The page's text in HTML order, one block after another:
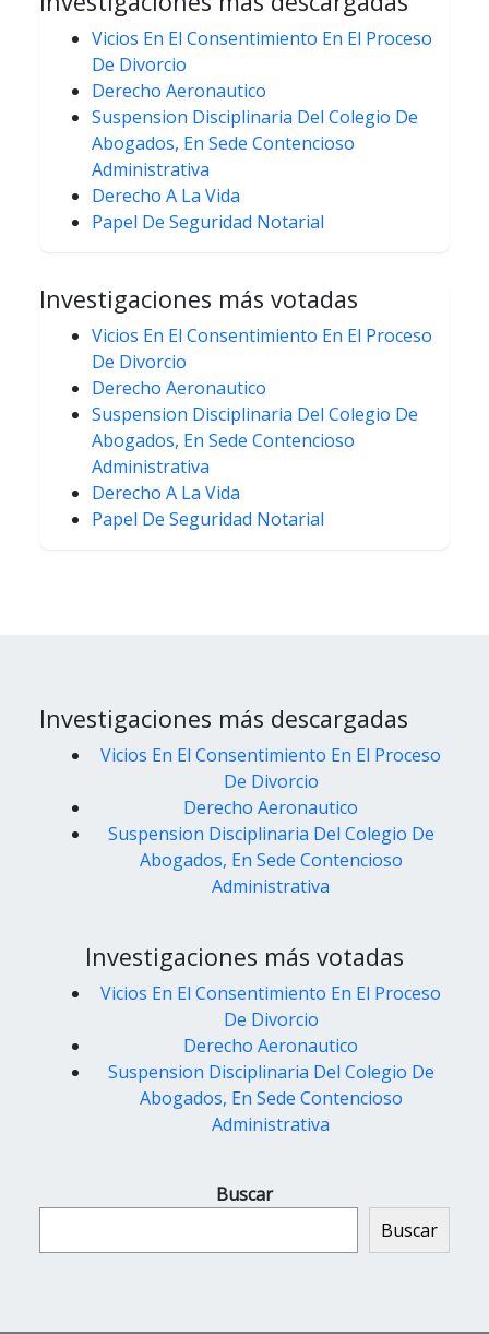
Vicios En El Consentimiento En El Proceso
De Divorcio
Derecho Aeronautico
Suspension Disciplinaria Del Colegio De
Abogados, En Sede Contencioso
Administrativa
Derecho A La Vida
Papel De Seguridad Notarial
Investigaciones más votadas
Vicios En El Consentimiento En El Proceso
De Divorcio
Derecho Aeronautico
Suspension Disciplinaria Del Colegio De
Abogados, En Sede Contencioso
Administrativa
Derecho A La Vida
Papel De Seguridad Notarial
Investigaciones más descargadas
Vicios En El Consentimiento En El Proceso
De Divorcio
Derecho Aeronautico
Suspension Disciplinaria Del Colegio De
Abogados, En Sede Contencioso
Administrativa
Investigaciones más votadas
Vicios En El Consentimiento En El Proceso
De Divorcio
Derecho Aeronautico
Suspension Disciplinaria Del Colegio De
Abogados, En Sede Contencioso
Administrativa
Buscar
Buscar